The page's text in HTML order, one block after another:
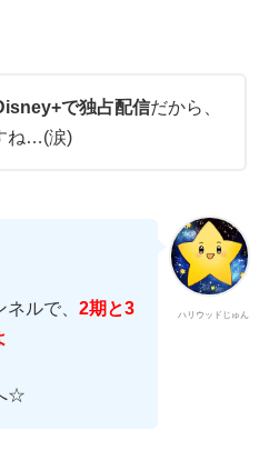
で独占配信だから、
ね…(涙)
ハリウッドじゅん
ルで、
2期と3
☆